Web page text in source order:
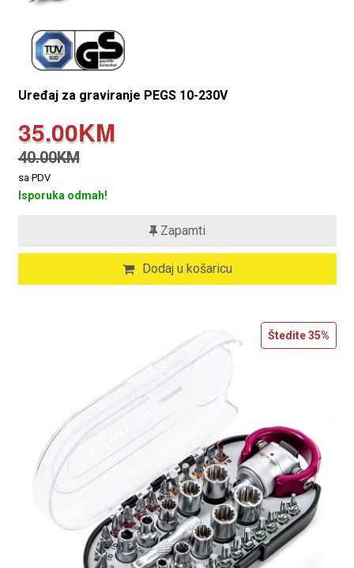
Uređaj za graviranje PEGS 10-230V
35.00KM
40.00KM
sa PDV
Isporuka odmah!
Zapamti
Dodaj u košaricu
Štedite35%